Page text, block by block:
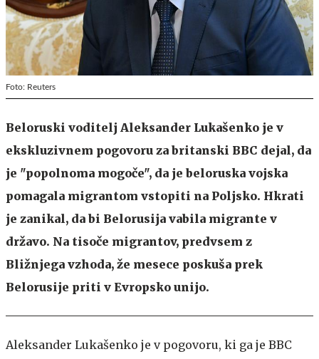
Foto: Reuters
Beloruski voditelj Aleksander Lukašenko je v
ekskluzivnem pogovoru za britanski BBC dejal, da
je "popolnoma mogoče", da je beloruska vojska
pomagala migrantom vstopiti na Poljsko. Hkrati
je zanikal, da bi Belorusija vabila migrante v
državo. Na tisoče migrantov, predvsem z
Bližnjega vzhoda, že mesece poskuša prek
Belorusije priti v Evropsko unijo.
Aleksander Lukašenko je v pogovoru, ki ga je BBC